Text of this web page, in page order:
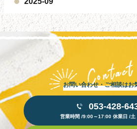
お問い合わせ・ご相談はお
053-428-
営業時間 /9:00～17:00 休業日 /土